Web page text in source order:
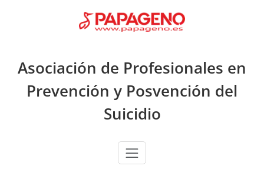
Asociación de Profesionales en
Prevención y Posvención del
Suicidio